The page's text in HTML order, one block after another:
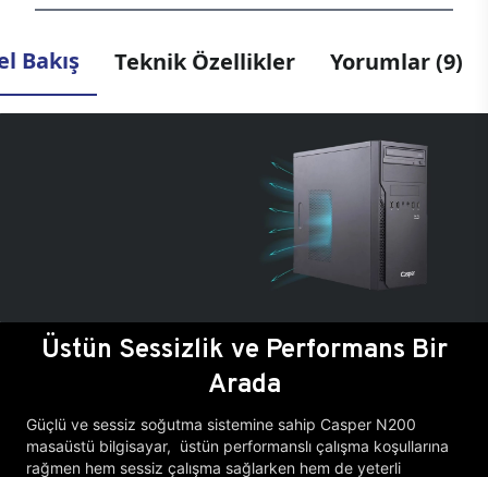
Bakış Teknik Özellikler Yorumlar (9)
Üstün Sessizlik ve Performans Bir
Arada
Güçlü ve sessiz soğutma sistemine sahip Casper N200
masaüstü bilgisayar, üstün performanslı çalışma koşullarına
rağmen hem sessiz çalışma sağlarken hem de yeterli